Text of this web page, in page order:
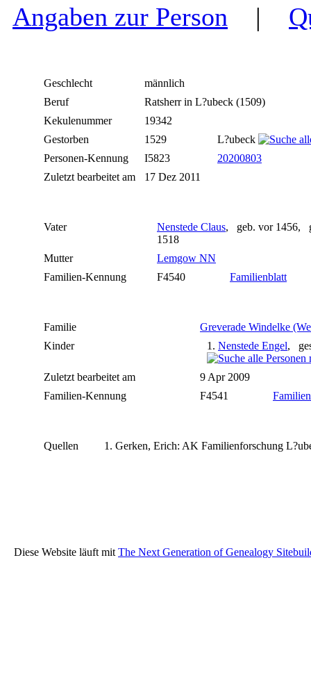
Angaben zur Person |
Geschlecht
männlich
Beruf
Ratsherr in L?ubeck (1509)
Kekulenummer
19342
Gestorben
1529
L?ubeck
Personen-Kennung
I5823
20200803
Zuletzt bearbeitet am
17 Dez 2011
Vater Nenstede Claus, geb. vor 1456,
1518
Mutter
Lemgow NN
Familien-Kennung
F4540 Familienblatt
Familie
Greverade Windelke
Kinder
1. Nenstede Engel,
Zuletzt bearbeitet am
9 Apr 2009
Familien-Kennung
F4541
Quellen Gerken, Erich: AK Familienforschung
Diese Website läuft mit The Next Generation of Genealogy